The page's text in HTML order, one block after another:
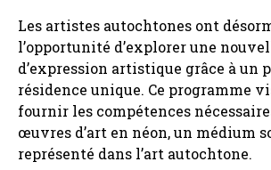
Les artistes autochtones ont
l’opportunité d’explorer une
d’expression artistique grâce à un
résidence unique. Ce programme
fournir les compétences
œuvres d’art en néon, un médium
représenté dans l’art autochtone.